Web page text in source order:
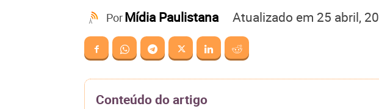
PorMídia Paulistana Atualizado em 25 abril,
Conteúdo do artigo